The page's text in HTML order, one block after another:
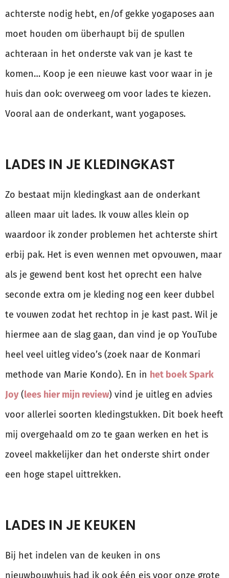
achterste nodig hebt, en/of gekke yogaposes aan
moet houden om überhaupt bij de spullen
achteraan in het onderste vak van je kast te
komen… Koop je een nieuwe kast voor waar in je
huis dan ook: overweeg om voor lades te kiezen.
Vooral aan de onderkant, want yogaposes.
LADES IN JE KLEDINGKAST
Zo bestaat mijn kledingkast aan de onderkant
alleen maar uit lades. Ik vouw alles klein op
waardoor ik zonder problemen het achterste shirt
erbij pak. Het is even wennen met opvouwen, maar
als je gewend bent kost het oprecht een halve
seconde extra om je kleding nog een keer dubbel
te vouwen zodat het rechtop in je kast past. Wil je
hiermee aan de slag gaan, dan vind je op YouTube
heel veel uitleg video’s (zoek naar de Konmari
methode van Marie Kondo). En in het boek Spark
Joy(lees hier mijn review) vind je uitleg en advies
voor allerlei soorten kledingstukken. Dit boek heeft
mij overgehaald om zo te gaan werken en het is
zoveel makkelijker dan het onderste shirt onder
een hoge stapel uittrekken.
LADES IN JE KEUKEN
Bij het indelen van de keuken in ons
nieuwbouwhuis had ik ook één eis voor onze grote